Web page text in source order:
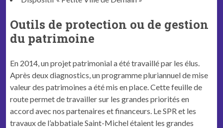
Outils de protection ou de gestion
du patrimoine
En 2014, un projet patrimonial a été travaillé par les élus.
Après deux diagnostics, un programme pluriannuel de mise
valeur des patrimoines a été mis en place. Cette feuille de
route permet de travailler sur les grandes priorités en
accord avec nos partenaires et financeurs. Le SPR et les
travaux de l’abbatiale Saint-Michel étaient les grandes